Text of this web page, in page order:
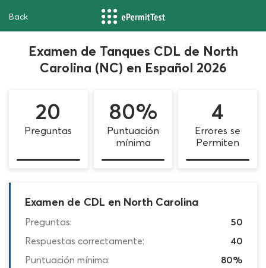
Back
Examen de Tanques CDL de North
Carolina (NC) en Español 2026
20
Preguntas
80%
Puntuación
mínima
4
Errores se
Permiten
Examen de CDL en North Carolina
Preguntas:
50
Respuestas correctamente:
40
Puntuación mínima:
80%